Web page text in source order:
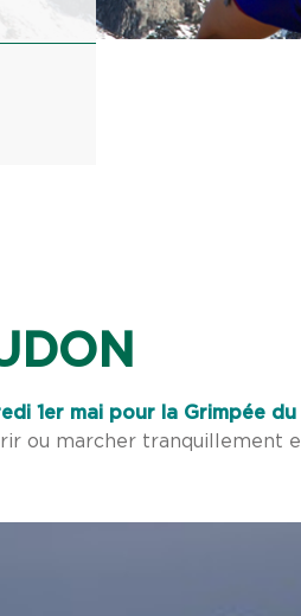
1er mai pour la Grimpée
ou marcher tranquillement